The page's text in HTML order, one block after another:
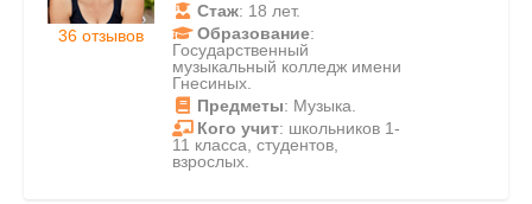
36 отзывов
Стаж: 18 лет.
Образование:
Государственный
музыкальный колледж имени
Гнесиных.
Предметы: Музыка.
Кого учит: школьников 1-
11 класса, студентов,
взрослых.